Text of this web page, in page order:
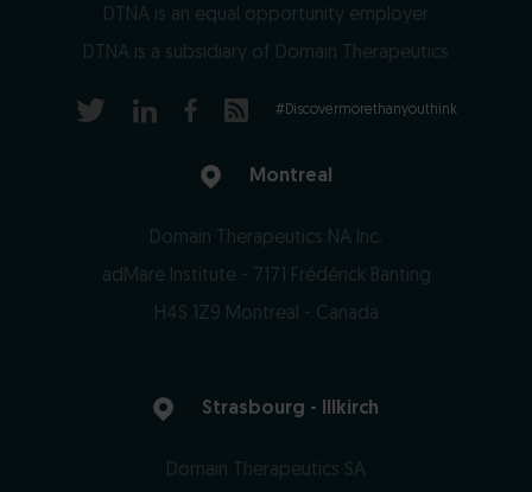
DTNA is an equal opportunity employer
DTNA is a subsidiary of Domain Therapeutics
#Discovermorethanyouthink
Montreal
Domain Therapeutics NA Inc.
adMare Institute - 7171 Frédérick Banting
H4S 1Z9 Montreal - Canada
Strasbourg - Illkirch
Domain Therapeutics SA